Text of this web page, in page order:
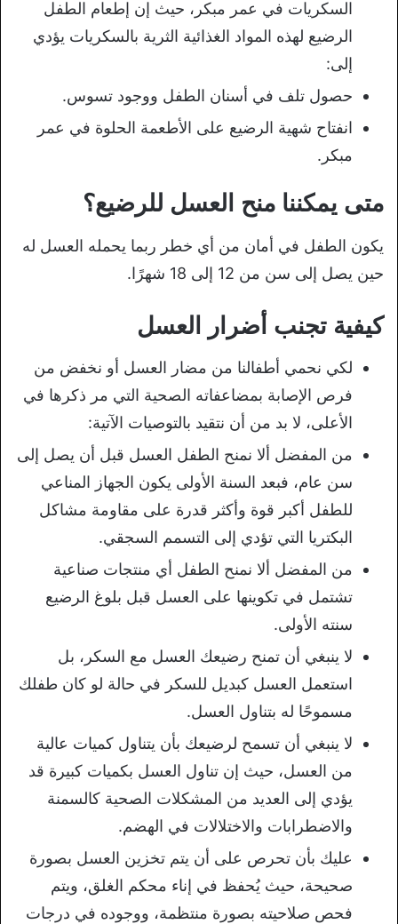
السكريات في عمر مبكر، حيث إن إطعام الطفل
الرضيع لهذه المواد الغذائية الثرية بالسكريات يؤدي
إلى:
حصول تلف في أسنان الطفل ووجود تسوس.
انفتاح شهية الرضيع على الأطعمة الحلوة في عمر
مبكر.
متى يمكننا منح العسل للرضيع؟
يكون الطفل في أمان من أي خطر ربما يحمله العسل له
حين يصل إلى سن من 12 إلى 18 شهرًا.
كيفية تجنب أضرار العسل
لكي نحمي أطفالنا من مضار العسل أو نخفض من
فرص الإصابة بمضاعفاته الصحية التي مر ذكرها في
الأعلى، لا بد من أن نتقيد بالتوصيات الآتية:
من المفضل ألا نمنح الطفل العسل قبل أن يصل إلى
سن عام، فبعد السنة الأولى يكون الجهاز المناعي
للطفل أكبر قوة وأكثر قدرة على مقاومة مشاكل
البكتريا التي تؤدي إلى التسمم السجقي.
من المفضل ألا نمنح الطفل أي منتجات صناعية
تشتمل في تكوينها على العسل قبل بلوغ الرضيع
سنته الأولى.
لا ينبغي أن تمنح رضيعك العسل مع السكر، بل
استعمل العسل كبديل للسكر في حالة لو كان طفلك
مسموحًا له بتناول العسل.
لا ينبغي أن تسمح لرضيعك بأن يتناول كميات عالية
من العسل، حيث إن تناول العسل بكميات كبيرة قد
يؤدي إلى العديد من المشكلات الصحية كالسمنة
والاضطرابات والاختلالات في الهضم.
عليك بأن تحرص على أن يتم تخزين العسل بصورة
صحيحة، حيث يُحفظ في إناء محكم الغلق، ويتم
فحص صلاحيته بصورة منتظمة، ووجوده في درجات